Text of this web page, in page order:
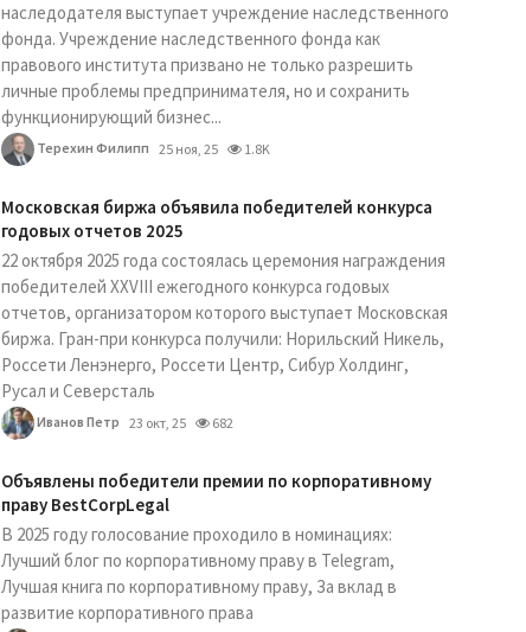
наследодателя выступает учреждение наследственного
фонда. Учреждение наследственного фонда как
правового института призвано не только разрешить
личные проблемы предпринимателя, но и сохранить
функционирующий бизнес...
Терехин Филипп 25 ноя, 25 1.8K
Московская биржа объявила победителей конкурса
годовых отчетов 2025
22 октября 2025 года состоялась церемония награждения
победителей XXVIII ежегодного конкурса годовых
отчетов, организатором которого выступает Московская
биржа. Гран-при конкурса получили: Норильский Никель,
Россети Ленэнерго, Россети Центр, Сибур Холдинг,
Русал и Северсталь
Иванов Петр 23 окт, 25 682
Объявлены победители премии по корпоративному
праву BestCorpLegal
В 2025 году голосование проходило в номинациях:
Лучший блог по корпоративному праву в Telegram,
Лучшая книга по корпоративному праву, За вклад в
развитие корпоративного права